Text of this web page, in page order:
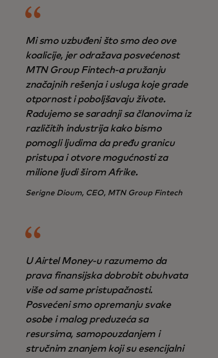
Mi smo uzbuđeni što smo deo ove
koalicije, jer odražava posvećenost
MTN Group Fintech-a pružanju
značajnih rešenja i usluga koje grade
otpornost i poboljšavaju živote.
Radujemo se saradnji sa članovima iz
različitih industrija kako bismo
pomogli ljudima da pređu granicu
pristupa i otvore mogućnosti za
milione ljudi širom Afrike.
Serigne Dioum, CEO, MTN Group Fintech
U Airtel Money-u razumemo da
prava finansijska dobrobit obuhvata
više od same pristupačnosti.
Posvećeni smo opremanju svake
osobe i malog preduzeća sa
resursima, samopouzdanjem i
stručnim znanjem koji su esencijalni